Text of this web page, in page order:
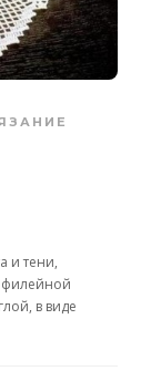
и тени,
филейной
в виде